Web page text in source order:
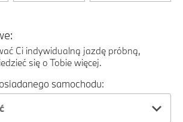
Ci indywidualną jazdę próbną,
się o Tobie więcej.
samochodu: